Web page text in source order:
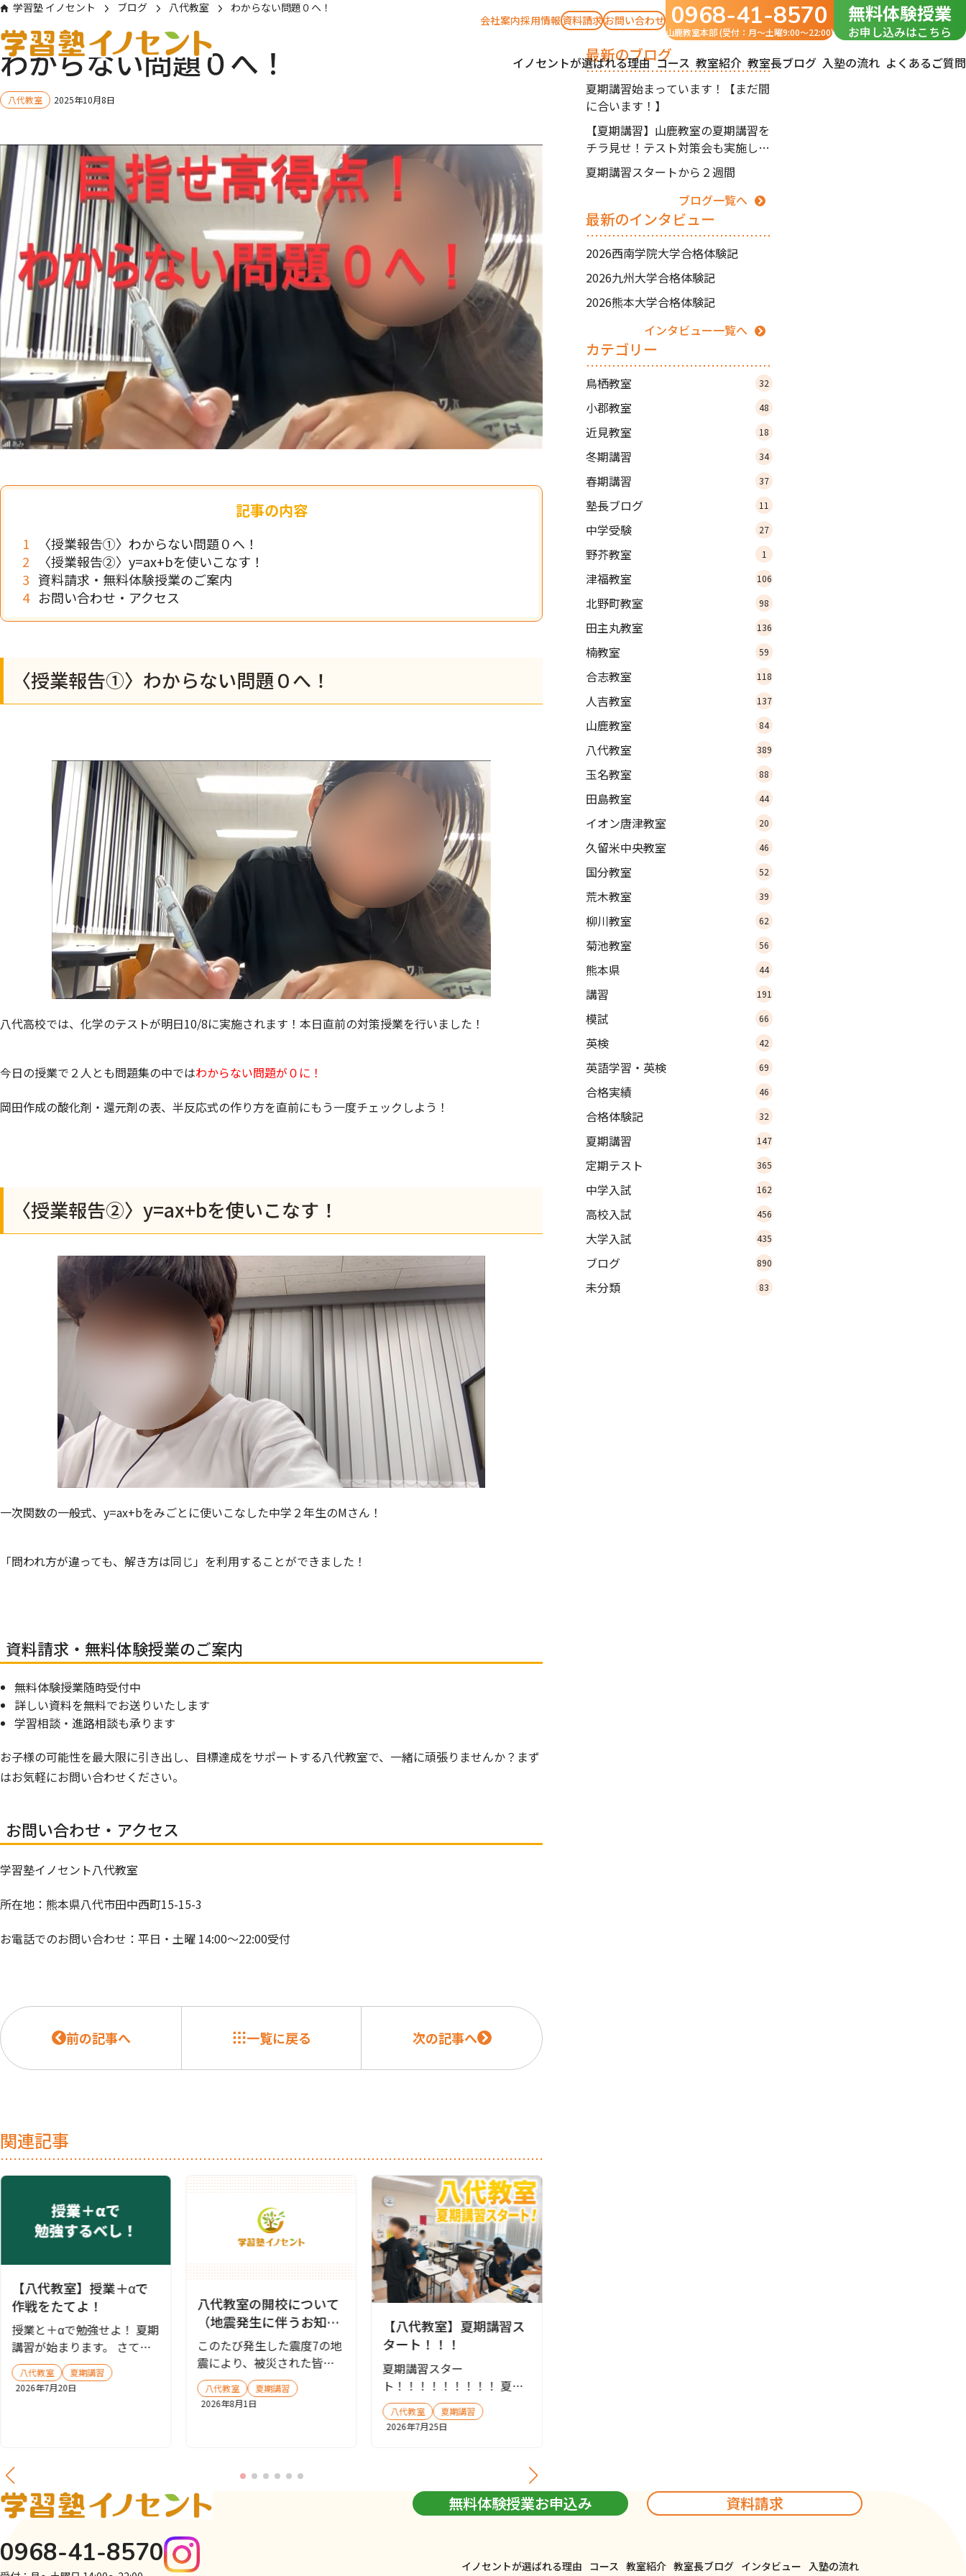
会社案内採用情報資料請求お問い合わせ 0968-41-8570
山鹿教室本部 (受付：月〜土曜9:00～22:00)
無料体験授業
お申し込みはこちら
イノセントが選ばれる理由 コース 教室紹介 教室長ブログ 入塾の流れ よくあるご質問
学習塾 イノセント ブログ 八代教室 わからない問題０へ！
わからない問題０へ！
八代教室 2025年10月8日
記事の内容
〈授業報告①〉わからない問題０へ！
〈授業報告②〉y=ax+bを使いこなす！
資料請求・無料体験授業のご案内
お問い合わせ・アクセス
〈授業報告①〉わからない問題０へ！
八代高校では、化学のテストが明日10/8に実施されます！本日直前の対策授業を行いました！
今日の授業で２人とも問題集の中ではわからない問題が０に！
岡田作成の酸化剤・還元剤の表、半反応式の作り方を直前にもう一度チェックしよう！
〈授業報告②〉y=ax+bを使いこなす！
一次関数の一般式、y=ax+bをみごとに使いこなした中学２年生のMさん！
「問われ方が違っても、解き方は同じ」を利用することができました！
資料請求・無料体験授業のご案内
無料体験授業随時受付中
詳しい資料を無料でお送りいたします
学習相談・進路相談も承ります
お子様の可能性を最大限に引き出し、目標達成をサポートする八代教室で、一緒に頑張りませんか？まず
はお気軽にお問い合わせください。
お問い合わせ・アクセス
学習塾イノセント八代教室
所在地：熊本県八代市田中西町15-15-3
お電話でのお問い合わせ：平日・土曜 14:00〜22:00受付
前の記事へ 一覧に戻る 次の記事へ
関連記事
【八代教室】授業＋αで
作戦をたてよ！
授業と＋αで勉強せよ！ 夏期
講習が始まります。 さて、
みなさんは夏期講習をどの
よ...
八代教室
夏期講習
2026年7月20日
八代教室の開校について
（地震発生に伴うお知ら
せ）
このたび発生した震度7の地
震により、被災された皆様
に心よりお見舞い申し上げ
ます。...
八代教室
夏期講習
2026年8月1日
【八代教室】夏期講習ス
タート！！！
夏期講習スター
ト！！！！！！！！！ 夏期
講習がスタートしました！
暑い…いや、熱...
八代教室
夏期講習
2026年7月25日
最新のブログ
夏期講習始まっています！【まだ間
に合います！】
【夏期講習】山鹿教室の夏期講習を
チラ見せ！テスト対策会も実施しま
す✨
夏期講習スタートから２週間
ブログ一覧へ
最新のインタビュー
2026西南学院大学合格体験記
2026九州大学合格体験記
2026熊本大学合格体験記
インタビュー一覧へ
カテゴリー
鳥栖教室 32
小郡教室 48
近見教室 18
冬期講習 34
春期講習 37
塾長ブログ 11
中学受験 27
野芥教室 1
津福教室 106
北野町教室 98
田主丸教室 136
楠教室 59
合志教室 118
人吉教室 137
山鹿教室 84
八代教室 389
玉名教室 88
田島教室 44
イオン唐津教室 20
久留米中央教室 46
国分教室 52
荒木教室 39
柳川教室 62
菊池教室 56
熊本県 44
講習 191
模試 66
英検 42
英語学習・英検 69
合格実績 46
合格体験記 32
夏期講習 147
定期テスト 365
中学入試 162
高校入試 456
大学入試 435
ブログ 890
未分類 83
0968-41-8570
無料体験授業お申込み 資料請求
イノセントが選ばれる理由 コース 教室紹介 教室長ブログ インタビュー 入塾の流れ